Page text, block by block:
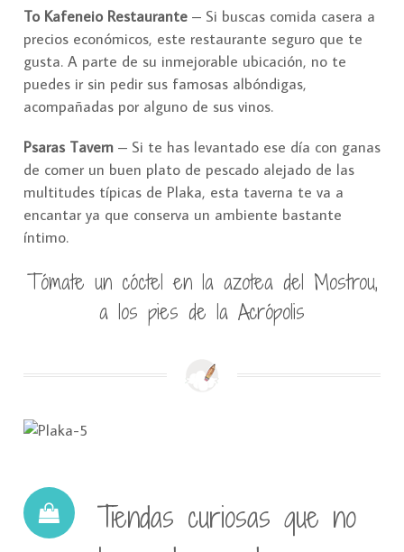
To Kafeneio Restaurante – Si buscas comida casera a
precios económicos, este restaurante seguro que te
gusta. A parte de su inmejorable ubicación, no te
puedes ir sin pedir sus famosas albóndigas,
acompañadas por alguno de sus vinos.
Psaras Tavern – Si te has levantado ese día con ganas
de comer un buen plato de pescado alejado de las
multitudes típicas de Plaka, esta taverna te va a
encantar ya que conserva un ambiente bastante
íntimo.
Tómate un cóctel en la azotea del Mostrou,
a los pies de la Acrópolis
Tiendas curiosas que no